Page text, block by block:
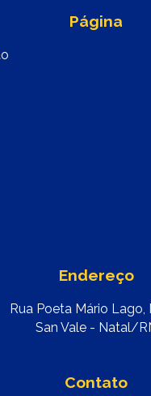
Página
Endereço
Rua Poeta Mário Lago,
San Vale - Natal/
Contato